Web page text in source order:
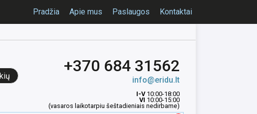
Pradžia Apie mus Paslaugos Kontaktai
+370 684 31562
info@eridu.lt
I-V10:00-18:00
VI 10:00-15:00
(vasaros laikotarpiu šeštadieniais nedirbame)